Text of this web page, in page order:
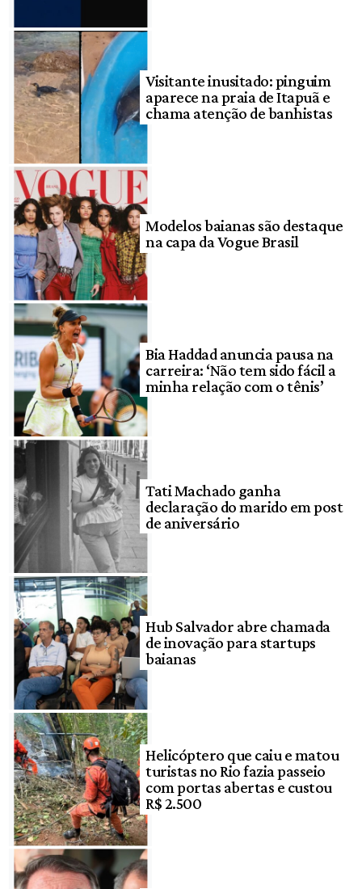
Visitante inusitado: pinguim
aparece na praia de Itapuã e
chama atenção de banhistas
Modelos baianas são destaque
na capa da Vogue Brasil
Bia Haddad anuncia pausa na
carreira: ‘Não tem sido fácil a
minha relação com o tênis’
Tati Machado ganha
declaração do marido em post
de aniversário
Hub Salvador abre chamada
de inovação para startups
baianas
Helicóptero que caiu e matou
turistas no Rio fazia passeio
com portas abertas e custou
R$ 2.500